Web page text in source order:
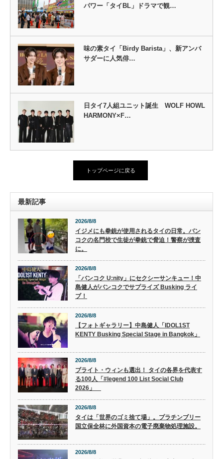
パワー「タイBL」ドラマで観…
味の素タイ「Birdy Barista」、新アンバ
サダーに人気俳…
日タイ7人組ユニット誕生 WOLF HOWL
HARMONY×F…
トップページに戻る
最新記事
2026/8/8
イジメにも拳銃が使用されるタイの日常。バン
コクの名門校で生徒が拳銃で脅迫！警察が捜査
に。
2026/8/8
「バンコク U:nity」にセクシーサンキュー！中
島健人がバンコクでサプライズ Busking ライ
ブ！
2026/8/8
【フォトギャラリー】中島健人「IDOL1ST
KENTY Busking Special Stage in Bangkok」
2026/8/8
ブライト・ウィンも選出！ タイの各界を代表す
る100人「#legend 100 List Social Club
2026」
2026/8/8
タイは「世界のゴミ捨て場」。プラチンブリー
国立保全林に外国資本の電子廃棄物処理施設。
2026/8/8